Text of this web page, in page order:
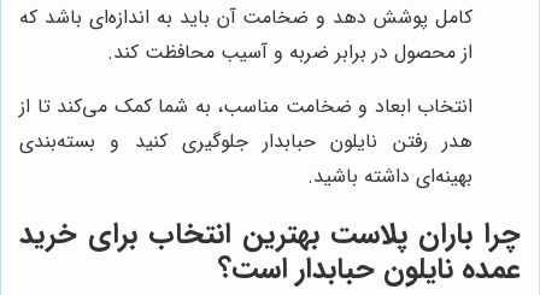
کامل پوشش دهد و ضخامت آن باید به اندازه‌ای باشد که
از محصول در برابر ضربه و آسیب محافظت کند.
انتخاب ابعاد و ضخامت مناسب، به شما کمک می‌کند تا از
هدر رفتن نایلون حبابدار جلوگیری کنید و بسته‌بندی
بهینه‌ای داشته باشید.
چرا باران پلاست بهترین انتخاب برای خرید
عمده نایلون حبابدار است؟